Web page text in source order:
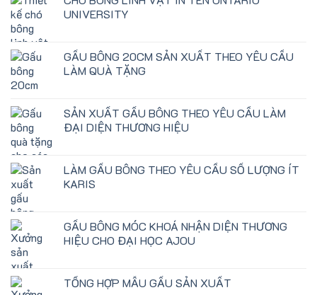
UNIVERSITY
GẤU BÔNG 20CM SẢN XUẤT THEO YÊU CẦU
LÀM QUÀ TẶNG
SẢN XUẤT GẤU BÔNG THEO YÊU CẦU LÀM
ĐẠI DIỆN THƯƠNG HIỆU
LÀM GẤU BÔNG THEO YÊU CẦU SỐ LƯỢNG ÍT
KARIS
GẤU BÔNG MÓC KHOÁ NHẬN DIỆN THƯƠNG
HIỆU CHO ĐẠI HỌC AJOU
TỔNG HỢP MẪU GẤU SẢN XUẤT